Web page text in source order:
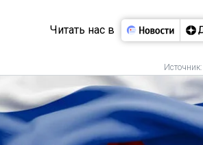
Читать нас в
Источник: